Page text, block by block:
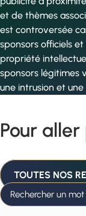
et de thèmes
est controversée
sponsors officiels
propriété
sponsors légitimes
une intrusion et
Pour aller
TOUTES NOS